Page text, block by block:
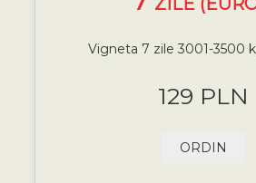
Vigneta 7 zile 3001-3500
129 PLN
ORDIN